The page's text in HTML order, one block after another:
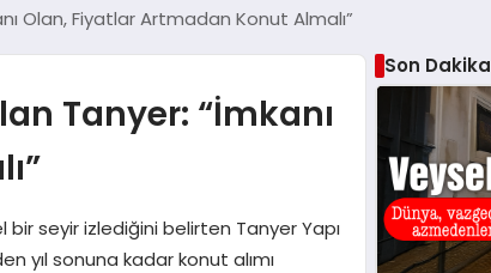
Olan, Fiyatlar Artmadan Konut Almalı”
Tanyer: “İmkanı
seyir izlediğini belirten Tanyer Yapı
yıl sonuna kadar konut alımı
Son Dakika